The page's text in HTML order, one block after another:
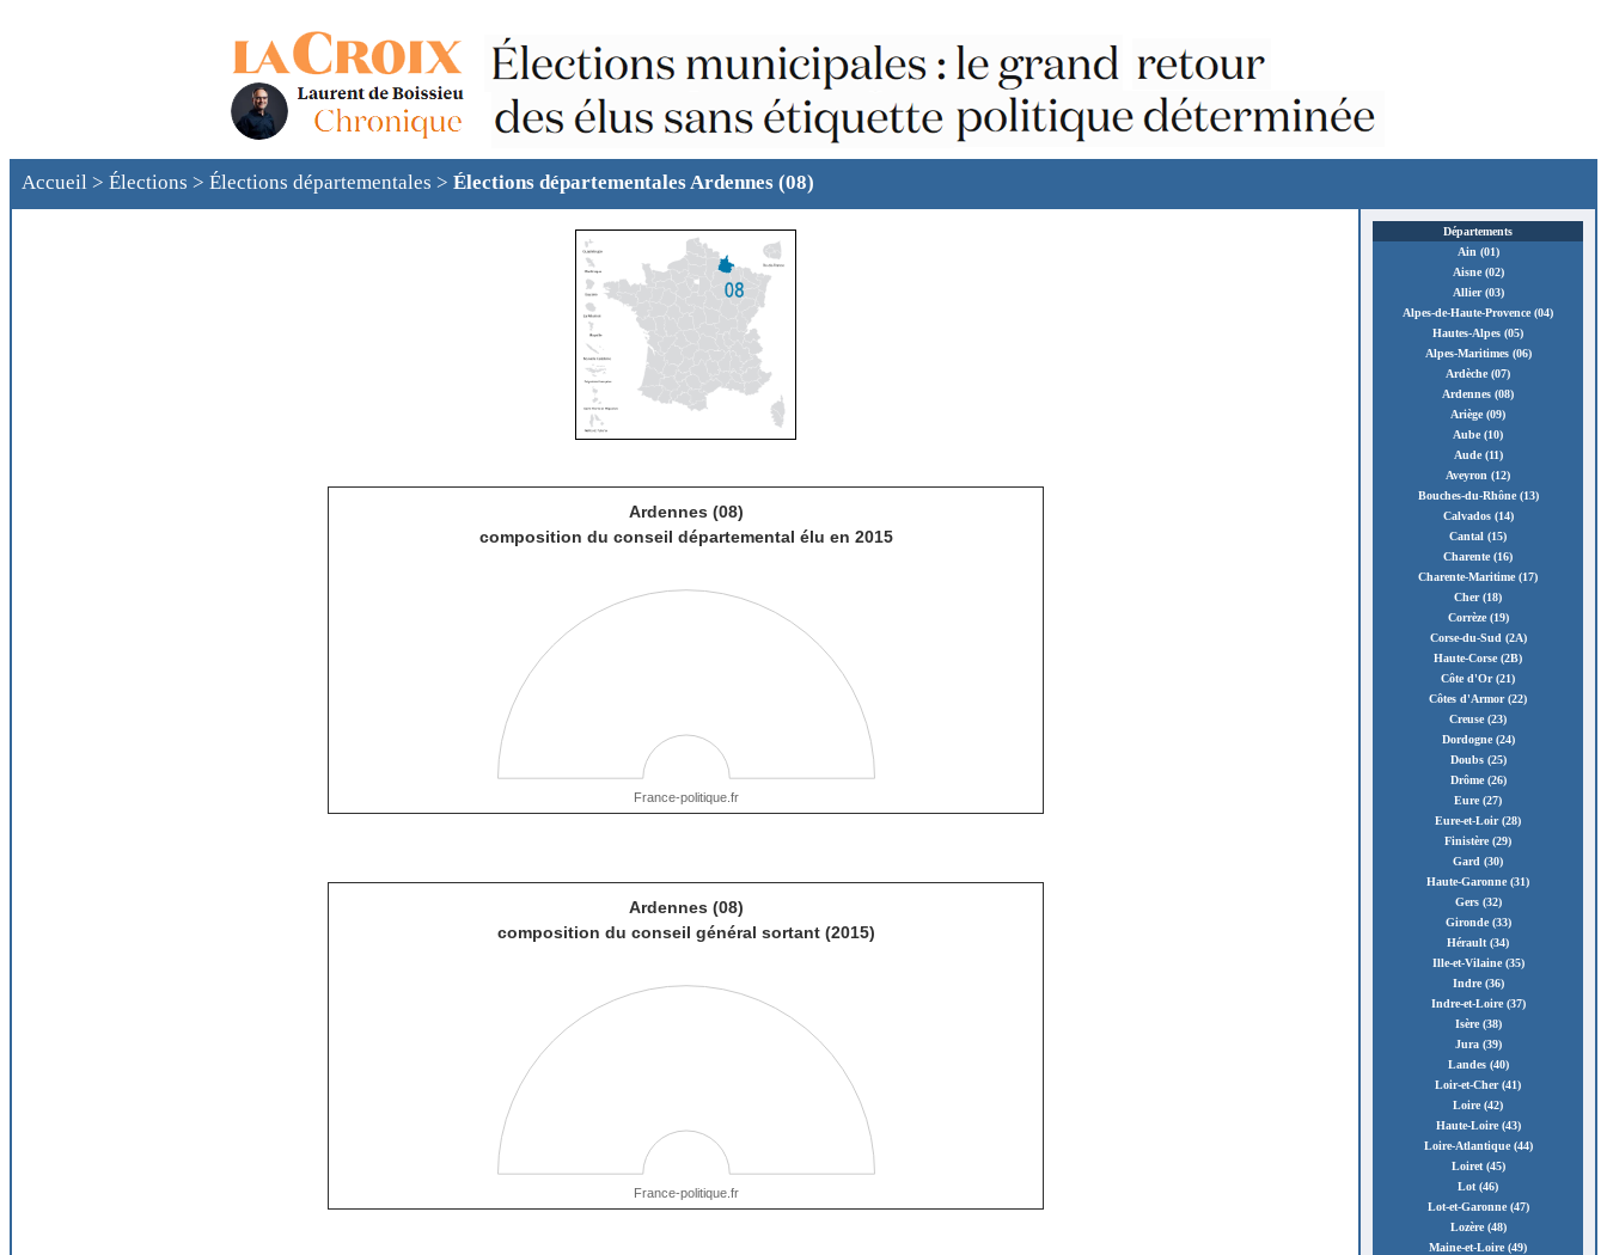
Accueil > Élections > Élections départementales > Élections départementales Ardennes (08)
Départements
Ain (01)
Aisne (02)
Allier (03)
Alpes-de-Haute-Provence (04)
Hautes-Alpes (05)
Alpes-Maritimes (06)
Ardèche (07)
Ardennes (08)
Ariège (09)
Aube (10)
Aude (11)
Aveyron (12)
Bouches-du-Rhône (13)
Calvados (14)
Cantal (15)
Charente (16)
Charente-Maritime (17)
Cher (18)
Corrèze (19)
Corse-du-Sud (2A)
Haute-Corse (2B)
Côte d'Or (21)
Côtes d'Armor (22)
Creuse (23)
Dordogne (24)
Doubs (25)
Drôme (26)
Eure (27)
Eure-et-Loir (28)
Finistère (29)
Gard (30)
Haute-Garonne (31)
Gers (32)
Gironde (33)
Hérault (34)
Ille-et-Vilaine (35)
Indre (36)
Indre-et-Loire (37)
Isère (38)
Jura (39)
Landes (40)
Loir-et-Cher (41)
Loire (42)
Haute-Loire (43)
Loire-Atlantique (44)
Loiret (45)
Lot (46)
Lot-et-Garonne (47)
Lozère (48)
Maine-et-Loire (49)